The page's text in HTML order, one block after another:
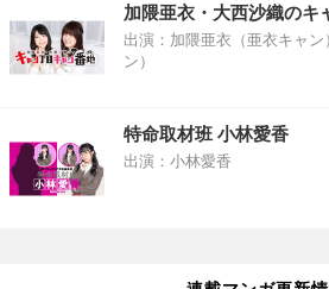
加隈亜衣・大西沙織のキ
出演：加隈亜衣（亜衣キャ
ン）
特命取材班 小林愛香
出演：小林愛香